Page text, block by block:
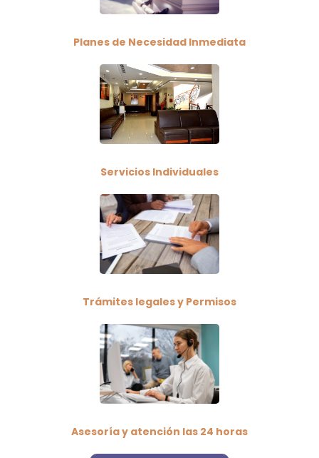
Planes de Necesidad Inmediata
Servicios Individuales
Trámites legales y Permisos
Asesoría y atención las 24 horas